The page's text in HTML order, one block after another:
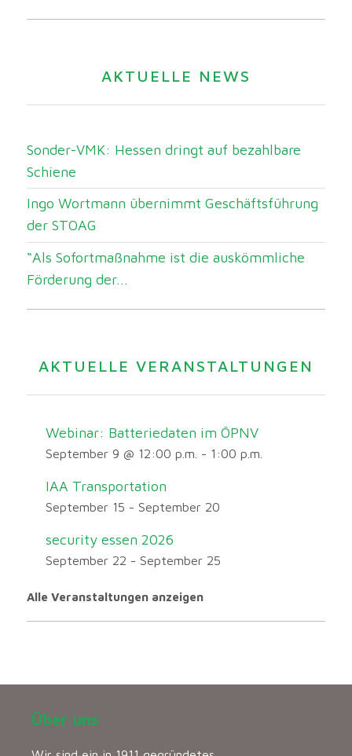
AKTUELLE NEWS
Sonder-VMK: Hessen dringt auf bezahlbare
Schiene
Ingo Wortmann übernimmt Geschäftsführung
der STOAG
“Als Sofortmaßnahme ist die auskömmliche
Förderung der...
AKTUELLE VERANSTALTUNGEN
Webinar: Batteriedaten im ÖPNV
September 9 @ 12:00 p.m. - 1:00 p.m.
IAA Transportation
September 15 - September 20
security essen 2026
September 22 - September 25
Alle Veranstaltungen anzeigen
Über uns